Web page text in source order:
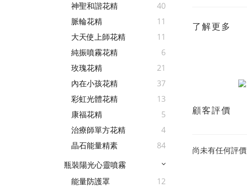
神聖和諧花精
40
脈輪花精
11
大天使上師花精
11
純振噴霧花精
6
玫瑰花精
21
內在小孩花精
37
彩虹光體花精
13
康福花精
5
治療師單方花精
4
晶石能量精素
84
瓶裝陽光心靈噴霧
能量防護罩
12
了解更多
顧客評價
尚未有任何評價